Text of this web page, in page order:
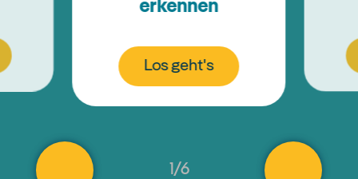
erkennen
Los geht's
1 /6